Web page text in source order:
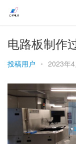
电路板制作
投稿用户 • 2023年